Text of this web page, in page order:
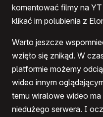
komentować filmy na
klikać im polubienia z
Warto jeszcze
wzięło się znikąd. W
platformie możemy
wideo innym
temu wiralowe wideo ma
niedużego serwera. I